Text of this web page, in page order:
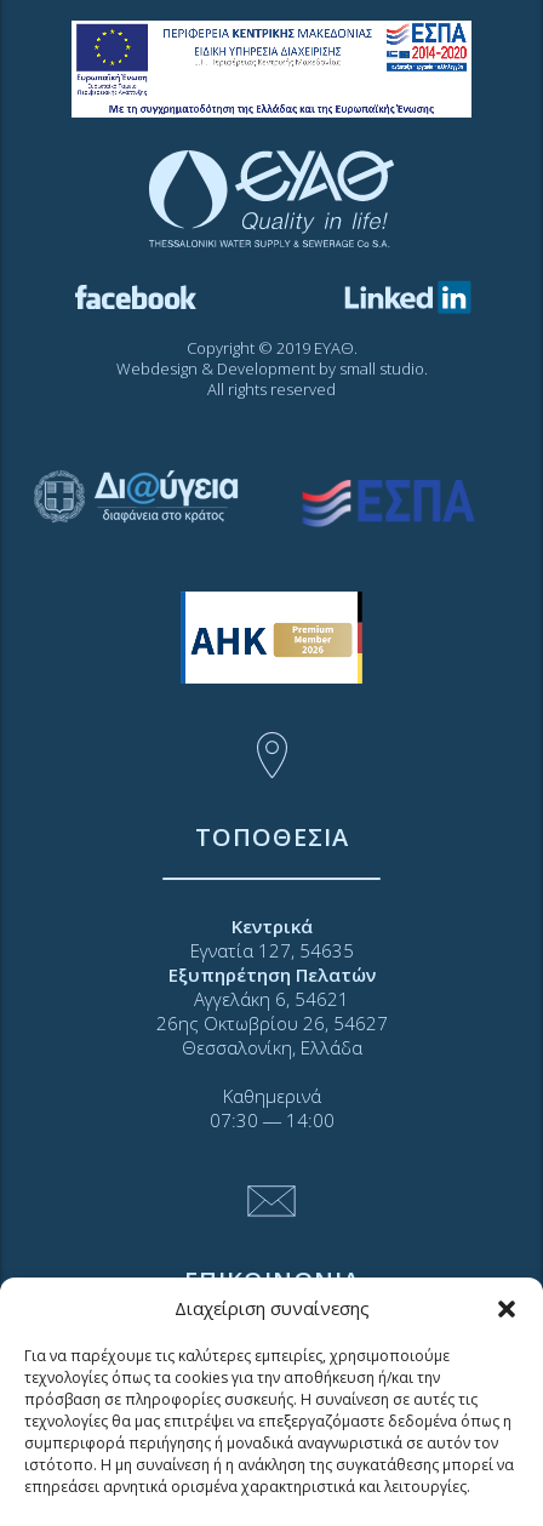
Διαχείριση συναίνεσης
Για να παρέχουμε τις καλύτερες εμπειρίες, χρησιμοποιούμε
τεχνολογίες όπως τα cookies για την αποθήκευση ή/και την
πρόσβαση σε πληροφορίες συσκευής. Η συναίνεση σε αυτές τις
τεχνολογίες θα μας επιτρέψει να επεξεργαζόμαστε δεδομένα όπως η
συμπεριφορά περιήγησης ή μοναδικά αναγνωριστικά σε αυτόν τον
ιστότοπο. Η μη συναίνεση ή η ανάκληση της συγκατάθεσης μπορεί να
επηρεάσει αρνητικά ορισμένα χαρακτηριστικά και λειτουργίες.
Copyright © 2019 ΕΥΑΘ.
Webdesign & Development by small studio.
All rights reserved
ΤΟΠΟΘΕΣΙΑ
Κεντρικά
Εγνατία 127, 54635
Εξυπηρέτηση Πελατών
Αγγελάκη 6, 54621
26ης Οκτωβρίου 26, 54627
Θεσσαλονίκη, Ελλάδα
Καθημερινά
07:30 ― 14:00
ΕΠΙΚΟΙΝΩΝΙΑ
Τηλ. 2310 966600
Φαξ. 2310 969400
για βλάβες καλέστε
11124